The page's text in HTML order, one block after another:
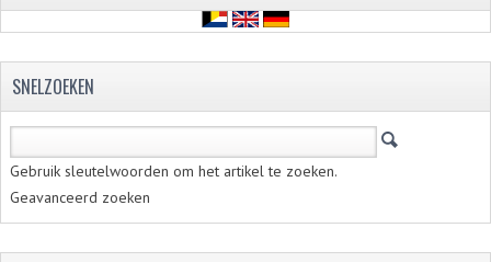
SNELZOEKEN
Gebruik sleutelwoorden om het artikel te zoeken.
Geavanceerd zoeken